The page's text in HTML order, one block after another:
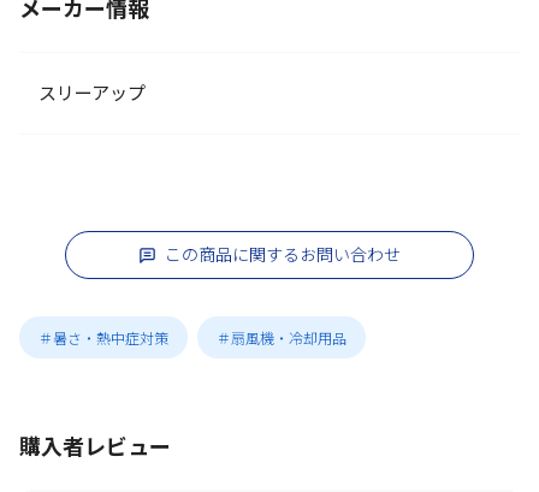
メーカー情報
スリーアップ
この商品に関するお問い合わせ
＃暑さ・熱中症対策 ＃扇風機・冷却用品
購入者レビュー